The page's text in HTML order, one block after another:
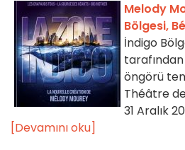
Melody
Bölgesi,
İndigo
öngörü
Théâtre
31 Aralık
[Devamını oku]